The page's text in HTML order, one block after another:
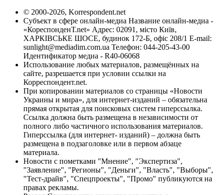
© 2000-2026, Korrespondent.net
Субъект в сфере онлайн-медиа Название онлайн-медиа -
«КореспонденТ.net» Адрес: 02091, місто Київ,
ХАРКІВСЬКЕ ШОСЕ, будинок 172-Б, офіс 208/1 E-mail:
sunlight@mediadim.com.ua Телефон: 044-205-43-00
Идентификатор медиа - R40-06068
Использование любых материалов, размещённых на
сайте, разрешается при условии ссылки на
Корреспондент.net.
При копировании материалов со страницы «Новости
Украины и мира», для интернет-изданий – обязательна
прямая открытая для поисковых систем гиперссылка.
Ссылка должна быть размещена в независимости от
полного либо частичного использования материалов.
Гиперссылка (для интернет- изданий) – должна быть
размещена в подзаголовке или в первом абзаце
материала.
Новости с пометками "Мнение", "Экспертиза",
"Заявление", "Регионы", "Деньги", "Власть", "Выборы",
"Тест-драйв", "Спецпроекты", "Промо" публикуются на
правах рекламы.